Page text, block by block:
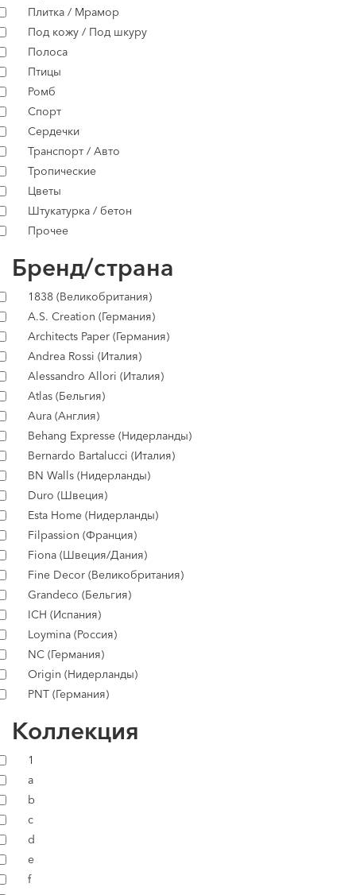
Плитка / Мрамор
Под кожу / Под шкуру
Полоса
Птицы
Ромб
Спорт
Сердечки
Транспорт / Авто
Тропические
Цветы
Штукатурка / бетон
Прочее
Бренд/страна
1838 (Великобритания)
A.S. Creation (Германия)
Architects Paper (Германия)
Andrea Rossi (Италия)
Alessandro Allori (Италия)
Atlas (Бельгия)
Aura (Англия)
Behang Expresse (Нидерланды)
Bernardo Bartalucci (Италия)
BN Walls (Нидерланды)
Duro (Швеция)
Esta Home (Нидерланды)
Filpassion (Франция)
Fiona (Швеция/Дания)
Fine Decor (Великобритания)
Grandeco (Бельгия)
ICH (Испания)
Loymina (Россия)
NC (Германия)
Origin (Нидерланды)
PNT (Германия)
Коллекция
1
a
b
c
d
e
f